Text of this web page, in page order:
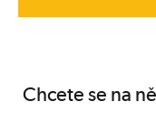
Chcete se na